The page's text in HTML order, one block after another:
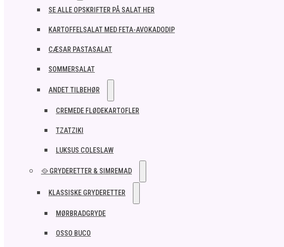
SE ALLE OPSKRIFTER PÅ SALAT HER
KARTOFFELSALAT MED FETA-AVOKADODIP
CÆSAR PASTASALAT
SOMMERSALAT
ANDET TILBEHØR
CREMEDE FLØDEKARTOFLER
TZATZIKI
LUKSUS COLESLAW
🥘 GRYDERETTER & SIMREMAD
KLASSISKE GRYDERETTER
MØRBRADGRYDE
OSSO BUCO